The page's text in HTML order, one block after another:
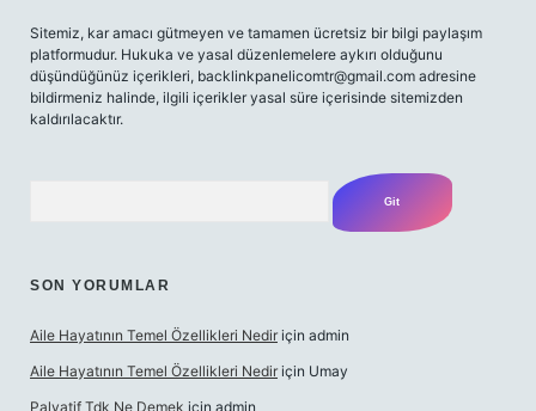
Sitemiz, kar amacı gütmeyen ve tamamen ücretsiz bir bilgi paylaşım
platformudur. Hukuka ve yasal düzenlemelere aykırı olduğunu
düşündüğünüz içerikleri, backlinkpanelicomtr@gmail.com adresine
bildirmeniz halinde, ilgili içerikler yasal süre içerisinde sitemizden
kaldırılacaktır.
SON YORUMLAR
Aile Hayatının Temel Özellikleri Nedir için admin
Aile Hayatının Temel Özellikleri Nedir için Umay
Palyatif Tdk Ne Demek için admin